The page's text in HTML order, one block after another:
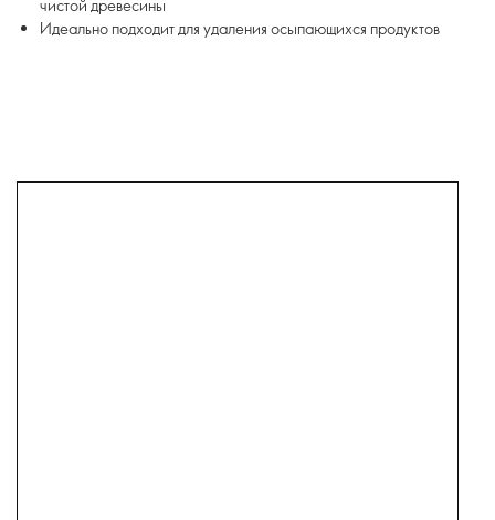
чистой древесины
Идеально подходит для удаления осыпающихся продуктов